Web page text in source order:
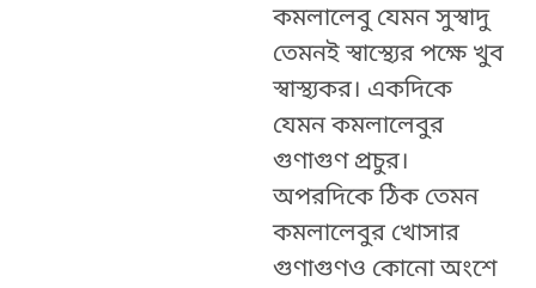
কমলালেবু যেমন সুস্বাদু
তেমনই স্বাস্থ্যের পক্ষে খুব
স্বাস্থ্যকর। একদিকে
যেমন কমলালেবুর
গুণাগুণ প্রচুর।
অপরদিকে ঠিক তেমন
কমলালেবুর খোসার
গুণাগুণও কোনো অংশে